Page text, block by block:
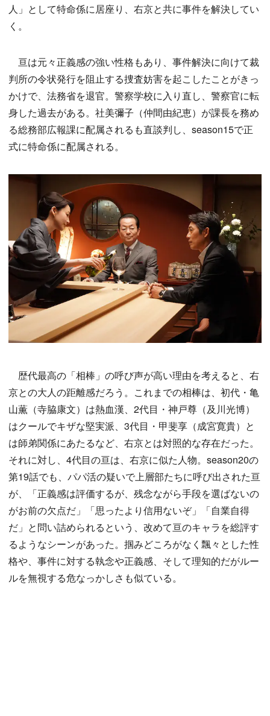
人」として特命係に居座り、右京と共に事件を解決してい
く。
亘は元々正義感の強い性格もあり、事件解決に向けて裁
判所の令状発行を阻止する捜査妨害を起こしたことがきっ
かけで、法務省を退官。警察学校に入り直し、警察官に転
身した過去がある。社美彌子（仲間由紀恵）が課長を務め
る総務部広報課に配属されるも直談判し、season15で正
式に特命係に配属される。
歴代最高の「相棒」の呼び声が高い理由を考えると、右
京との大人の距離感だろう。これまでの相棒は、初代・亀
山薫（寺脇康文）は熱血漢、2代目・神戸尊（及川光博）
はクールでキザな堅実派、3代目・甲斐享（成宮寛貴）と
は師弟関係にあたるなど、右京とは対照的な存在だった。
それに対し、4代目の亘は、右京に似た人物。season20の
第19話でも、パパ活の疑いで上層部たちに呼び出された亘
が、「正義感は評価するが、残念ながら手段を選ばないの
がお前の欠点だ」「思ったより信用ないぞ」「自業自得
だ」と問い詰められるという、改めて亘のキャラを総評す
るようなシーンがあった。掴みどころがなく飄々とした性
格や、事件に対する執念や正義感、そして理知的だがルー
ルを無視する危なっかしさも似ている。